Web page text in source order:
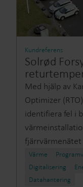
Kundreferens
Solrød
Med hjälp av
Optimizer
identifiera fel i
Värme
Digitalisering
Datahantering